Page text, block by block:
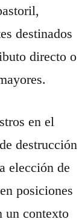
destinados
directo o
en el
destrucción
elección de
posiciones
un contexto